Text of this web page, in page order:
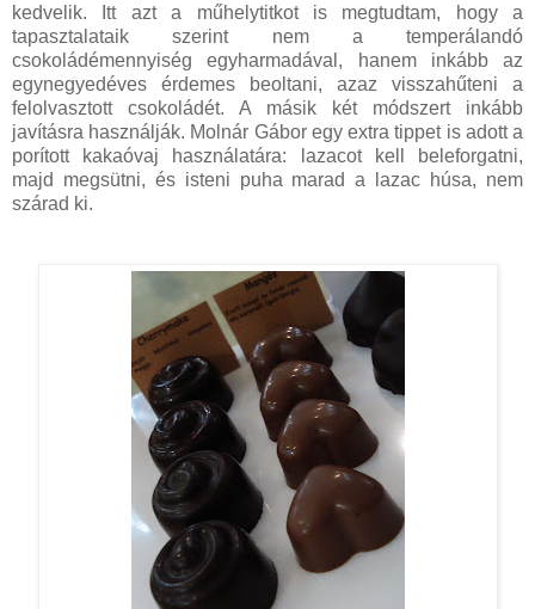
kedvelik. Itt azt a műhelytitkot is megtudtam, hogy a
tapasztalataik szerint nem a temperálandó
csokoládémennyiség egyharmadával, hanem inkább az
egynegyedéves érdemes beoltani, azaz visszahűteni a
felolvasztott csokoládét. A másik két módszert inkább
javításra használják. Molnár Gábor egy extra tippet is adott a
porított kakaóvaj használatára: lazacot kell beleforgatni,
majd megsütni, és isteni puha marad a lazac húsa, nem
szárad ki.